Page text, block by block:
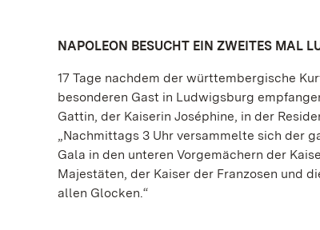
NAPOLEON BESUCHT EIN ZWEITES MAL
17 Tage nachdem der württembergische
besonderen Gast in Ludwigsburg
Gattin, der Kaiserin Joséphine, in der
„Nachmittags 3 Uhr versammelte sich der
Gala in den unteren Vorgemächern der
Majestäten, der Kaiser der Franzosen und
allen Glocken.“